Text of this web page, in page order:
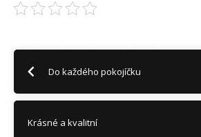
Do každého pokojíčku
Krásné a kvalitní